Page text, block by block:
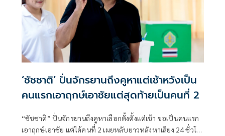
‘ชัชชาติ’ ปั่นจักรยานถึงคูหาแต่เช้าหวังเป็น
คนแรกเอาฤกษ์เอาชัยแต่สุดท้ายเป็นคนที่ 2
“ชัชชาติ” ปั่นจักรยานถึงคูหาเลือกตั้งตั้งแต่เช้า ขอเป็นคนแรก
เอาฤกษ์เอาชัย แต่ได้คนที่ 2 เผยหลับยาวหลังหาเสียง 24 ชั่วโมง